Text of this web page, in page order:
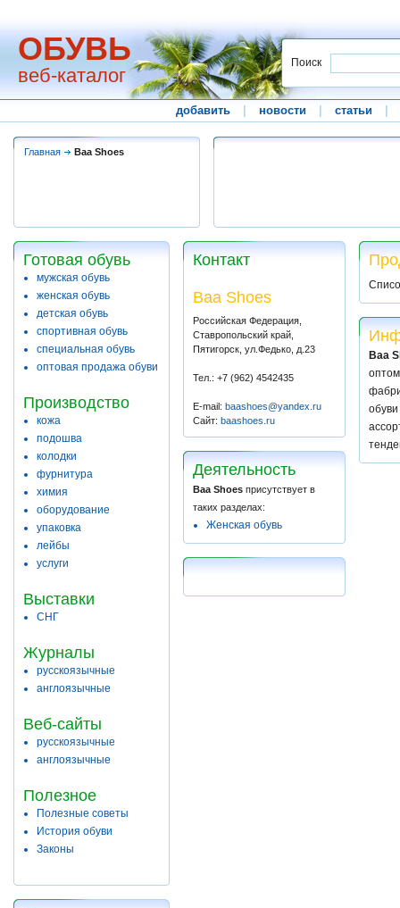
ОБУВЬ
веб-каталог
Поиск
добавить новости статьи
Главная Baa Shoes
Готовая обувь
мужская обувь
женская обувь
детская обувь
спортивная обувь
специальная обувь
оптовая продажа обуви
Производство
кожа
подошва
колодки
фурнитура
химия
оборудование
упаковка
лейбы
услуги
Выставки
СНГ
Журналы
русскоязычные
англоязычные
Веб-сайты
русскоязычные
англоязычные
Полезное
Полезные советы
История обуви
Законы
Контакт
Baa Shoes
Российская Федерация,
Ставропольский край,
Пятигорск, ул.Федько, д.23
Тел.: +7 (962) 4542435
E-mail: baashoes@yandex.ru
Сайт: baashoes.ru
Деятельность
Baa Shoes присутствует в
таких разделах:
Женская обувь
Baa